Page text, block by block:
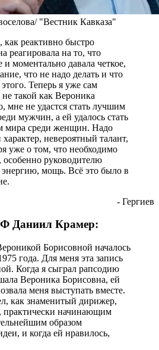
"Вестник Кавказа"
как реактивно быстро
реагировала на то, что
и моментально давала четкое,
что не надо делать и что
Теперь я уже сам
такой как Вероника
мне не удастся стать лучшим
мужчин, а ей удалось стать
мира среди женщин. Надо
невероятный талант,
уже о том, что необходимо
руководителю
энергию, мощь. Всё это было в
- Гергиев
Даниил Крамер:
Борисовной началось
года. Для меня эта запись
Когда я сыграл рапсодию
Вероника Борисовна, ей
меня выступать вместе.
как знаменитый дирижер,
практически начинающим
образом
и когда ей нравилось,